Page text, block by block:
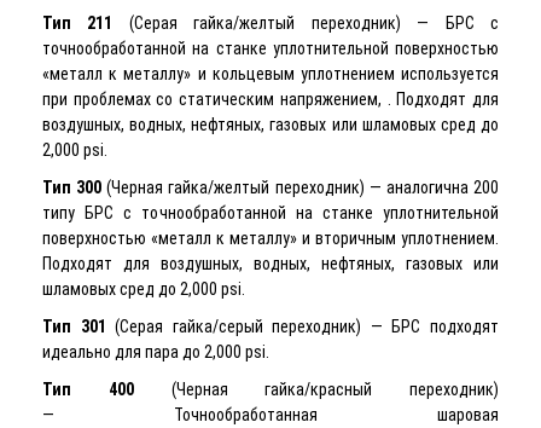
Тип 211
(Серая гайка/желтый переходник) — БРС с
точнообработанной на станке уплотнительной поверхностью
«металл к металлу» и кольцевым уплотнением используется
при проблемах со статическим напряжением, . Подходят для
воздушных, водных, нефтяных, газовых или шламовых сред до
2,000 psi.
Тип 300 (Черная гайка/желтый переходник) — аналогична 200
типу БРС с точнообработанной на станке уплотнительной
поверхностью «металл к металлу» и вторичным уплотнением.
Подходят для воздушных, водных, нефтяных, газовых или
шламовых сред до 2,000 psi.
Тип 301 (Серая гайка/серый переходник) — БРС подходят
идеально для пара до 2,000 psi.
Тип 400(Черная гайка/красный переходник)
— Точнообработанная шаровая